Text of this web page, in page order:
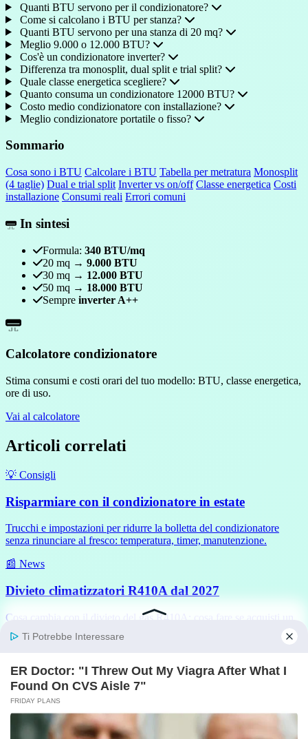
Quanti BTU servono per il condizionatore?
Come si calcolano i BTU per stanza?
Quanti BTU servono per una stanza di 20 mq?
Meglio 9.000 o 12.000 BTU?
Cos'è un condizionatore inverter?
Differenza tra monosplit, dual split e trial split?
Quale classe energetica scegliere?
Quanto consuma un condizionatore 12000 BTU?
Costo medio condizionatore con installazione?
Meglio condizionatore portatile o fisso?
Sommario
Cosa sono i BTU Calcolare i BTU Tabella per metratura Monosplit
(4 taglie) Dual e trial split Inverter vs on/off Classe energetica Costi
installazione Consumi reali Errori comuni
In sintesi
Formula: 340 BTU/mq
20 mq → 9.000 BTU
30 mq → 12.000 BTU
50 mq → 18.000 BTU
Sempre inverter A++
Calcolatore condizionatore
Stima consumi e costi orari del tuo modello: BTU, classe energetica,
ore di uso.
Vai al calcolatore
Articoli correlati
💡 Consigli
Risparmiare con il condizionatore in estate
Trucchi e impostazioni per ridurre la bolletta del condizionatore
senza rinunciare al fresco: temperatura, timer, manutenzione.
📰 News
Divieto climatizzatori R410A dal 2027
Cosa cambia con il divieto del gas R410A: cosa fare se acquisti un
condizionatore nel 2026, alternative R32 e R290.
Quanto consumano i tuoi
elettrodomestici?
Scopri i consumi reali della tua casa con il calcolatore gratuito.